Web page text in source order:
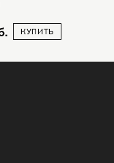
КУПИТЬ